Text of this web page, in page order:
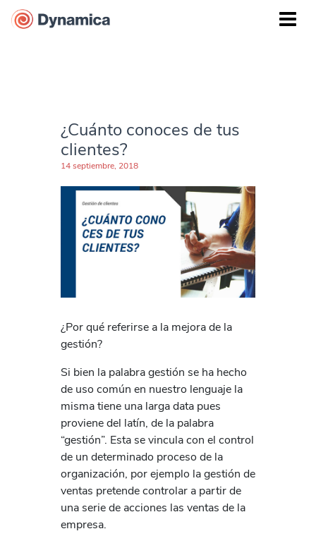
¿Cuánto conoces de tus
clientes?
14 septiembre, 2018
¿Por qué referirse a la mejora de la
gestión?
Si bien la palabra gestión se ha hecho
de uso común en nuestro lenguaje la
misma tiene una larga data pues
proviene del latín, de la palabra
“gestión”. Esta se vincula con el control
de un determinado proceso de la
organización, por ejemplo la gestión de
ventas pretende controlar a partir de
una serie de acciones las ventas de la
empresa.